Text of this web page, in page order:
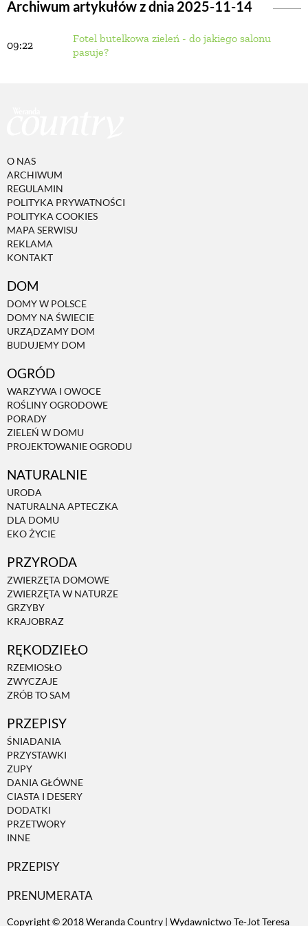
Archiwum artykułów z dnia 2025-11-14
09:22
Fotel butelkowa zieleń - do jakiego salonu
pasuje?
O NAS
ARCHIWUM
REGULAMIN
POLITYKA PRYWATNOŚCI
POLITYKA COOKIES
MAPA SERWISU
REKLAMA
KONTAKT
DOM
DOMY W POLSCE
DOMY NA ŚWIECIE
URZĄDZAMY DOM
BUDUJEMY DOM
OGRÓD
WARZYWA I OWOCE
ROŚLINY OGRODOWE
PORADY
ZIELEŃ W DOMU
PROJEKTOWANIE OGRODU
NATURALNIE
URODA
NATURALNA APTECZKA
DLA DOMU
EKO ŻYCIE
PRZYRODA
ZWIERZĘTA DOMOWE
ZWIERZĘTA W NATURZE
GRZYBY
KRAJOBRAZ
RĘKODZIEŁO
RZEMIOSŁO
ZWYCZAJE
ZRÓB TO SAM
PRZEPISY
ŚNIADANIA
PRZYSTAWKI
ZUPY
DANIA GŁÓWNE
CIASTA I DESERY
DODATKI
PRZETWORY
INNE
PRZEPISY
PRENUMERATA
Copyright © 2018 Weranda Country | Wydawnictwo Te-Jot Teresa
BUDUJEMY DOM
PROJEKTOWANIE OGRODU
NATURALNA APTECZKA
ZWIERZĘTA W NATURZE